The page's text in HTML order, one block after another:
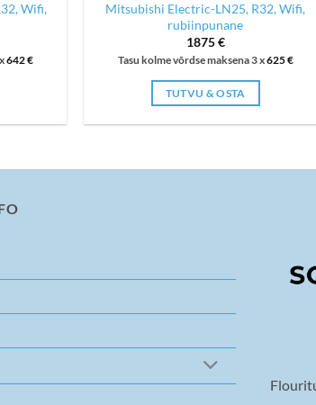
Wifi,
642€
Mitsubishi Electric-LN25, R32, Wifi,
rubiinpunane
1875€
Tasu kolme võrdse maksena 3 x625€
TUTVU & OSTA